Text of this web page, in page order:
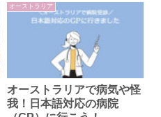
ドルのところ、電車とバスの簡単
な乗り継ぎで3.85ドルに抑えるこ
オーストラリア
オーストラリアで病気や怪
我！日本語対応の病院